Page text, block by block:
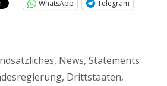
WhatsApp
Telegram
, News, Statements
, Drittstaaten,